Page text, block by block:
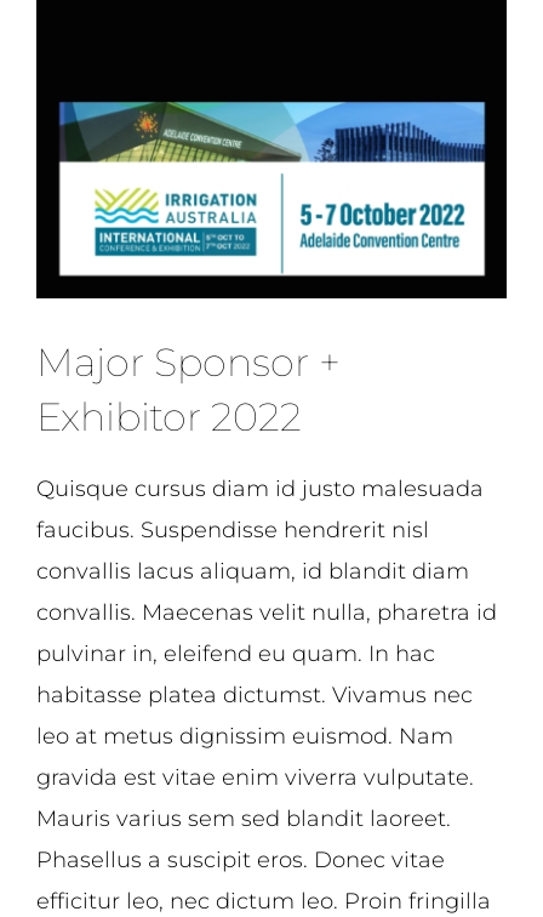
Major Sponsor +
Exhibitor 2022
Quisque cursus diam id justo malesuada
faucibus. Suspendisse hendrerit nisl
convallis lacus aliquam, id blandit diam
convallis. Maecenas velit nulla, pharetra id
pulvinar in, eleifend eu quam. In hac
habitasse platea dictumst. Vivamus nec
leo at metus dignissim euismod. Nam
gravida est vitae enim viverra vulputate.
Mauris varius sem sed blandit laoreet.
Phasellus a suscipit eros. Donec vitae
efficitur leo, nec dictum leo. Proin fringilla